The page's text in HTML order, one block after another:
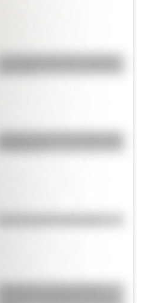
¿Sabías cómo fue la infancia de
Efemérides: tres cosas que